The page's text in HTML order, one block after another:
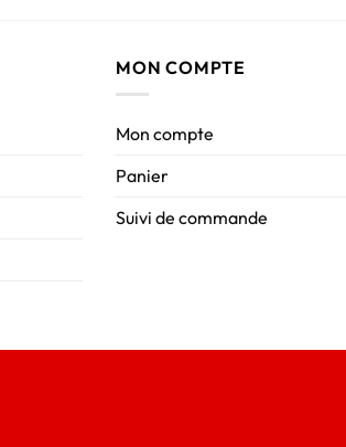
MON COMPTE
Mon compte
Panier
Suivi de commande